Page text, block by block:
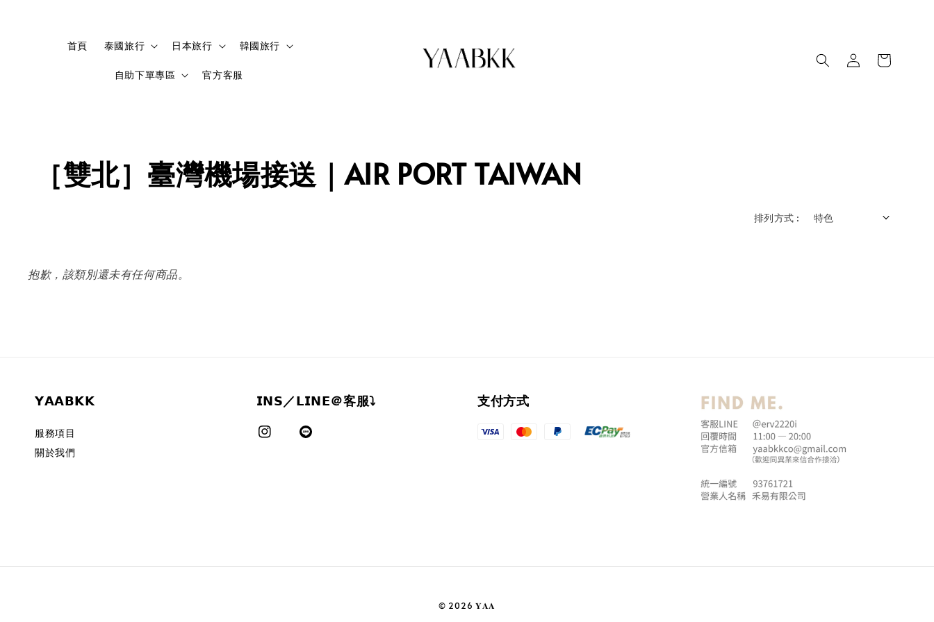
首頁 泰國旅行 日本旅行 韓國旅行
自助下單專區 官方客服
［雙北］臺灣機場接送｜AIR PORT TAIWAN
排列方式 :
抱歉，該類別還未有任何商品。
𝗬𝗔𝗔𝗕𝗞𝗞
服務項目
關於我們
𝗜𝗡𝗦／𝗟𝗜𝗡𝗘＠客服⤵︎ 支付方式
© 2026 𝐘𝐀𝐀